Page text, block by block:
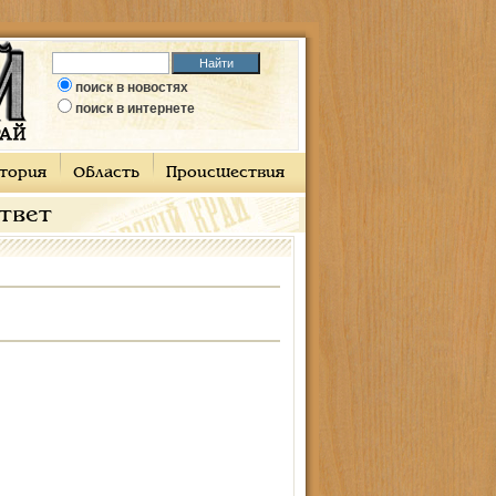
поиск в новостях
поиск в интернете
Область Происшествия